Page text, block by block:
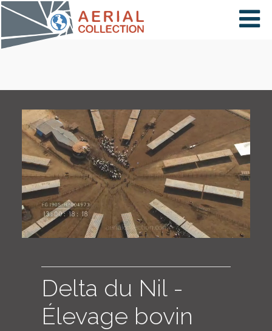
×
PAYS
CARTE
COLLECTIONS
ENGLISH
Delta du Nil -
Élevage bovin